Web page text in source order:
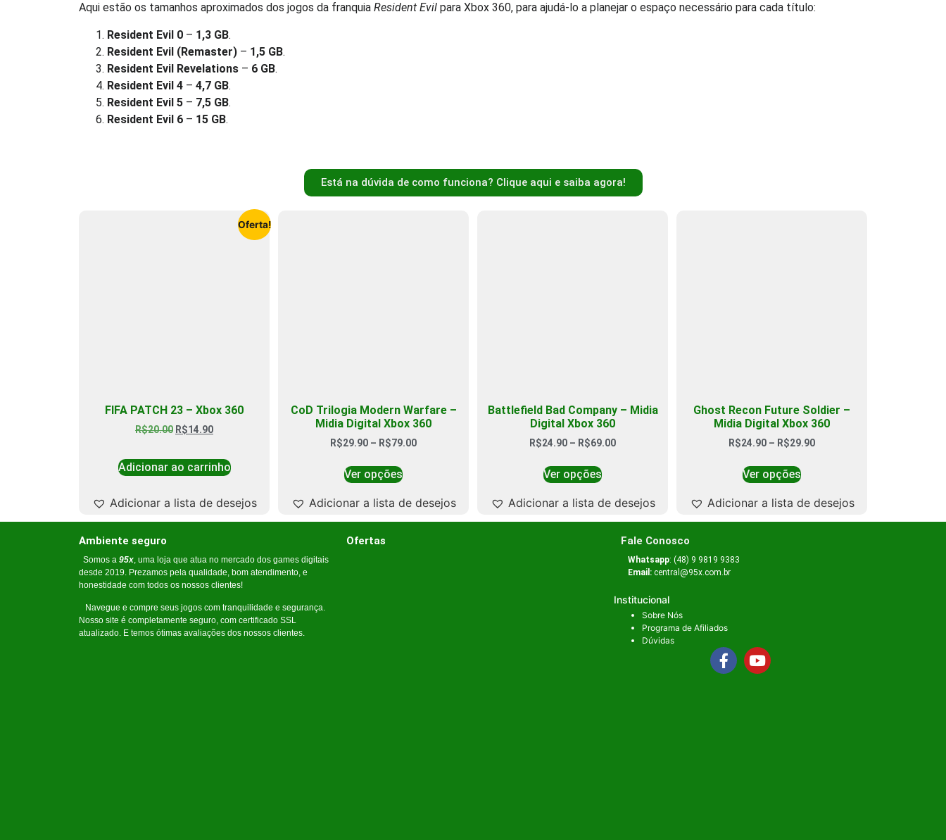
Aqui estão os tamanhos aproximados dos jogos da franquia Resident Evil para Xbox 360, para ajudá-lo a planejar o espaço necessário para cada título:
Resident Evil 0 – 1,3 GB.
Resident Evil (Remaster) – 1,5 GB.
Resident Evil Revelations – 6 GB.
Resident Evil 4 – 4,7 GB.
Resident Evil 5 – 7,5 GB.
Resident Evil 6 – 15 GB.
Está na dúvida de como funciona? Clique aqui e saiba agora!
Oferta!
FIFA PATCH 23 – Xbox 360
R$20.00 R$14.90
Adicionar ao carrinho
Adicionar a lista de desejos
CoD Trilogia Modern Warfare –
Midia Digital Xbox 360
R$29.90 – R$79.00
Ver opções
Adicionar a lista de desejos
Battlefield Bad Company – Midia
Digital Xbox 360
R$24.90 – R$69.00
Ver opções
Adicionar a lista de desejos
Ghost Recon Future Soldier –
Midia Digital Xbox 360
R$24.90 – R$29.90
Ver opções
Adicionar a lista de desejos
Ambiente seguro
Somos a 95x , uma loja que atua no mercado dos games digitais
desde 2019. Prezamos pela qualidade, bom atendimento, e
honestidade com todos os nossos clientes!
Navegue e compre seus jogos com tranquilidade e segurança.
Nosso site é completamente seguro, com certificado SSL
atualizado. E temos ótimas avaliações dos nossos clientes.
Ofertas Fale Conosco
Whatsapp: (48) 9 9819 9383
Email:central@95x.com.br
Institucional
Sobre Nós
Programa de Afiliados
Dúvidas